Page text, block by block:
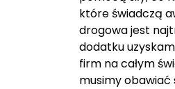
które świadczą
drogowa jest
dodatku
firm na całym
musimy obawiać